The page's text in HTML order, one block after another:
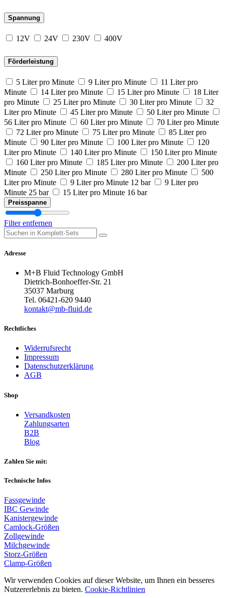
Spannung
12V 24V 230V 400V
Förderleistung
5 Liter pro Minute 9 Liter pro Minute
11 Liter pro
Minute
14 Liter pro Minute 15 Liter pro Minute
18 Liter
pro Minute
25 Liter pro Minute 30 Liter pro Minute
32
Liter pro Minute
45 Liter pro Minute
50 Liter pro Minute
56 Liter pro Minute
60 Liter pro Minute
70 Liter pro Minute
72 Liter pro Minute
75 Liter pro Minute
85 Liter pro
Minute
90 Liter pro Minute 100 Liter pro Minute
120
Liter pro Minute
140 Liter pro Minute
150 Liter pro Minute
160 Liter pro Minute
185 Liter pro Minute
200 Liter pro
Minute
250 Liter pro Minute 280 Liter pro Minute
500
Liter pro Minute
9 Liter pro Minute 12 bar
9 Liter pro
Minute 25 bar
15 Liter pro Minute 16 bar
Preisspanne
Filter entfernen
Adresse
M+B Fluid Technology GmbH
Dietrich-Bonhoeffer-Str. 21
35037 Marburg
Tel. 06421-620 9440
kontakt@mb-fluid.de
Rechtliches
Widerrufsrecht
Impressum
Datenschutzerklärung
AGB
Shop
Versandkosten
Zahlungsarten
B2B
Blog
Zahlen Sie mit:
Technische Infos
Fassgewinde
IBC Gewinde
Kanistergewinde
Camlock-Größen
Zollgewinde
Milchgewinde
Storz-Größen
Clamp-Größen
Wir verwenden Cookies auf dieser Website, um Ihnen ein besseres
Nutzererlebnis zu bieten. Cookie-Richtlinien